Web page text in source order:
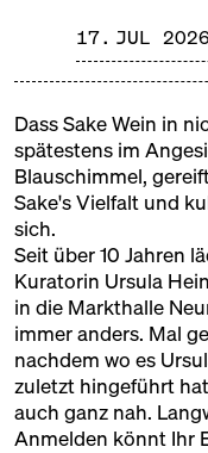
17. JUL 2026
Dass Sake Wein in
spätestens im
Blauschimmel,
Sake's Vielfalt und
sich.
Seit über 10 Jahren
Kuratorin Ursula
in die Markthalle
immer anders. Mal
nachdem wo es
zuletzt hingeführt
auch ganz nah.
Anmelden könnt Ihr
ABE SHUZO
Brauerei, Japan
CONFETTI
Fachhandel, Berlin
ENTER.SAKE
Brauerei, Japan
HACCOBA
Brauerei, Japan
KURAMOTO